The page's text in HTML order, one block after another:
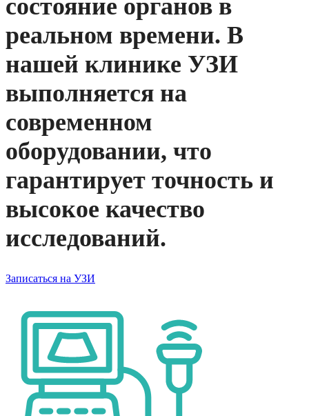
состояние органов в
реальном времени. В
нашей клинике УЗИ
выполняется на
современном
оборудовании, что
гарантирует точность и
высокое качество
исследований.
Записаться на УЗИ